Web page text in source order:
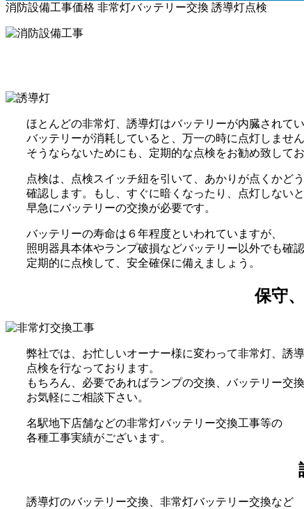
消防設備工事価格 非常灯バッテリー交換 誘導灯点検
ほとんどの非常灯、誘導灯はバッテリーが内臓されてい
バッテリーが消耗していると、万一の時に点灯しません
そうならないためにも、定期的な点検をお勧め致してお
点検は、点検スイッチ紐を引いて、あかりが点くかど
確認します。もし、すぐに暗くなったり、点灯しないと
早急にバッテリーの交換が必要です。
バッテリーの寿命は６年程度といわれていますが、
照明器具本体やランプ破損などバッテリー以外でも確認
定期的に点検して、安全確保に備えましょう。
保守
弊社では、お忙しいオーナー様に変わって非常灯、誘
点検を行なっております。
もちろん、必要であればランプの交換、バッテリー交換
お気軽にご相談下さい。
名駅地下店舗などの非常灯バッテリー交換工事等の
各種工事実績がございます。
誘導灯のバッテリー交換、非常灯バッテリー交換など